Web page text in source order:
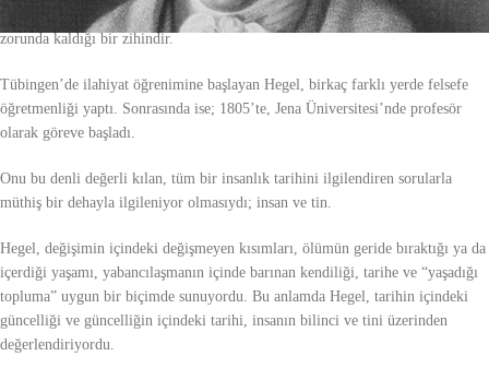
zamanda o, kendisinden sonra gelen her filozofun bir şekilde hesaplaşmak
zorunda kaldığı bir zihindir.
Tübingen’de ilahiyat öğrenimine başlayan Hegel, birkaç farklı yerde felsefe
öğretmenliği yaptı. Sonrasında ise; 1805’te, Jena Üniversitesi’nde profesör
olarak göreve başladı.
Onu bu denli değerli kılan, tüm bir insanlık tarihini ilgilendiren sorularla
müthiş bir dehayla ilgileniyor olmasıydı; insan ve tin.
Hegel, değişimin içindeki değişmeyen kısımları, ölümün geride bıraktığı ya da
içerdiği yaşamı, yabancılaşmanın içinde barınan kendiliği, tarihe ve “yaşadığı
topluma” uygun bir biçimde sunuyordu. Bu anlamda Hegel, tarihin içindeki
güncelliği ve güncelliğin içindeki tarihi, insanın bilinci ve tini üzerinden
değerlendiriyordu.